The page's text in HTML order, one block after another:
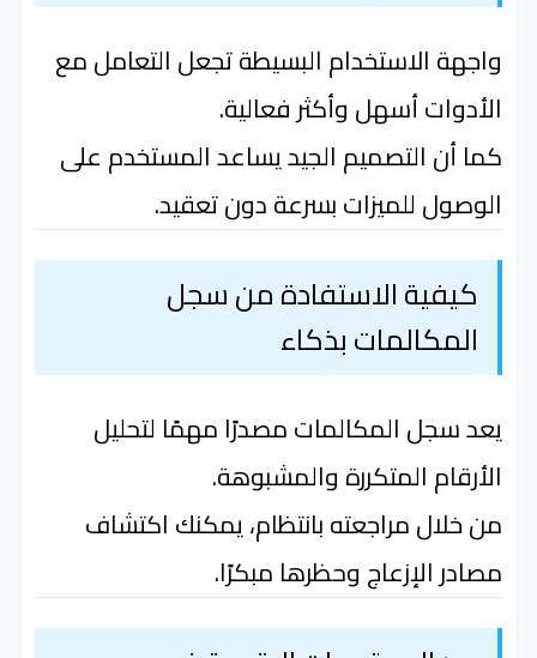
واجهة الاستخدام البسيطة تجعل التعامل مع
الأدوات أسهل وأكثر فعالية.
كما أن التصميم الجيد يساعد المستخدم على
الوصول للميزات بسرعة دون تعقيد.
كيفية الاستفادة من سجل
المكالمات بذكاء
يعد سجل المكالمات مصدرًا مهمًا لتحليل
الأرقام المتكررة والمشبوهة.
من خلال مراجعته بانتظام، يمكنك اكتشاف
مصادر الإزعاج وحظرها مبكرًا.